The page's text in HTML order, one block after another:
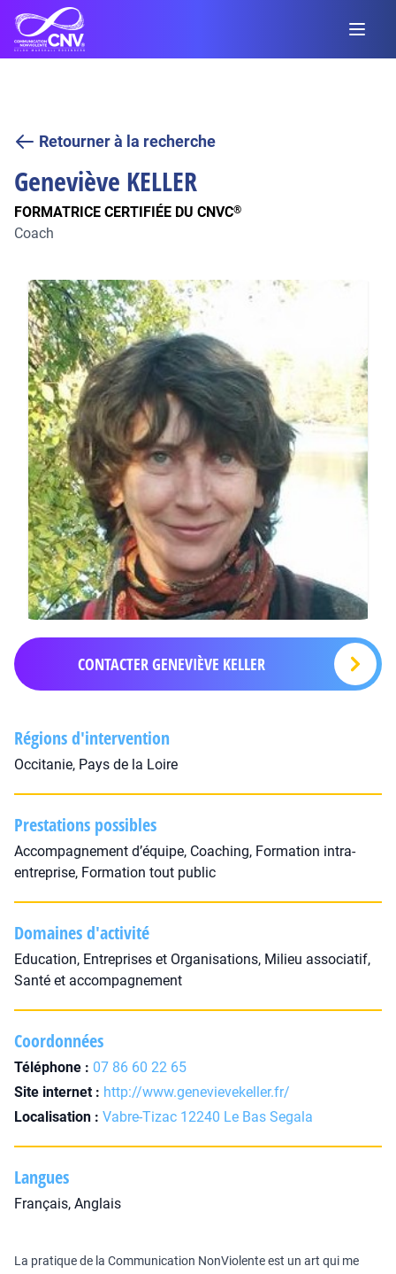
Retourner à la recherche
Geneviève KELLER
FORMATRICE CERTIFIÉE DU CNVC®
Coach
CONTACTER GENEVIÈVE KELLER
Régions d'intervention
Occitanie, Pays de la Loire
Prestations possibles
Accompagnement d’équipe, Coaching, Formation intra-
entreprise, Formation tout public
Domaines d'activité
Education, Entreprises et Organisations, Milieu associatif,
Santé et accompagnement
Coordonnées
Téléphone : 07 86 60 22 65
Site internet : http://www.genevievekeller.fr/
Localisation : Vabre-Tizac 12240 Le Bas Segala
Langues
Français, Anglais
La pratique de la Communication NonViolente est un art qui me